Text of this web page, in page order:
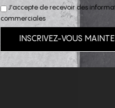
J'accepte de recevoir des
commerciales